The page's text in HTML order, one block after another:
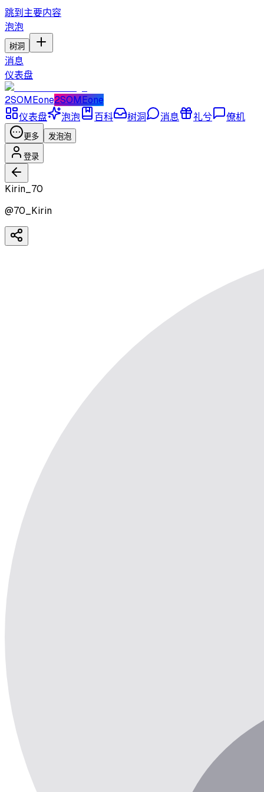
跳到主要内容
泡泡
树洞
消息
仪表盘
2SOMEone2SOMEone
仪表盘
泡泡 百科 树洞 消息 礼兮 僚机
更多 发泡泡
登录
Kirin_70
@70_Kirin